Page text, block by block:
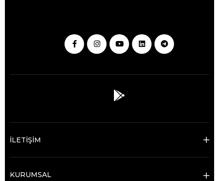
İLETİŞİM
KURUMSAL